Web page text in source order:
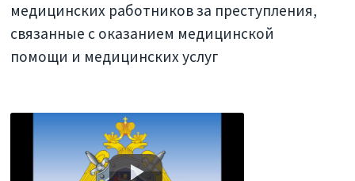
медицинских работников за преступления,
связанные с оказанием медицинской
помощи и медицинских услуг